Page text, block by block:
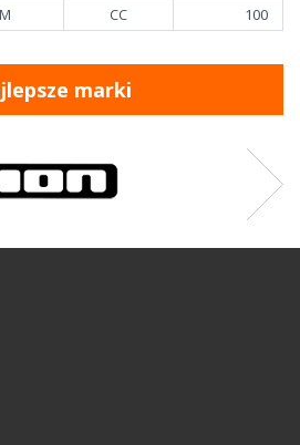
CC 100
marki